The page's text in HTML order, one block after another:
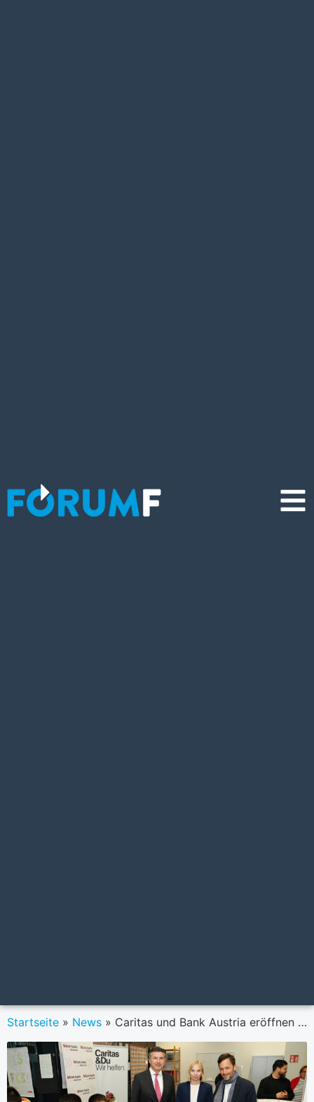
Startseite » News » Caritas und Bank Austria eröffnen neues Lerncafé in Wien und feiern 30 Jahre Bank Austria Familienfonds